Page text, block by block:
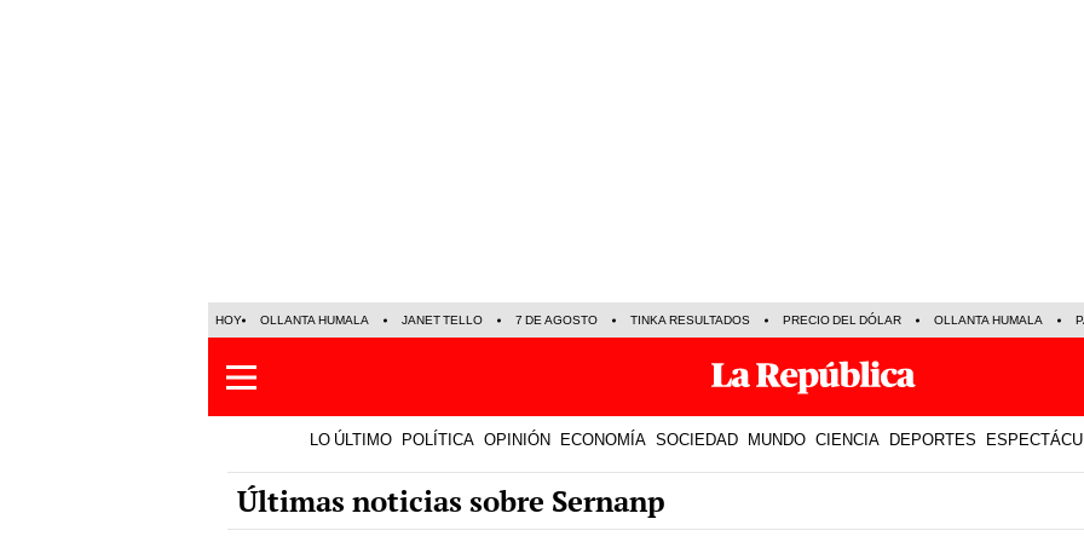
HOY OLLANTA HUMALA JANET TELLO 7 DE AGOSTO TINKA RESULTADOS PRECIO DEL DÓLAR OLLANTA HUMALA
LO ÚLTIMO POLÍTICA OPINIÓN ECONOMÍA SOCIEDAD MUNDO CIENCIA DEPORTES
Últimas noticias sobre Sernanp